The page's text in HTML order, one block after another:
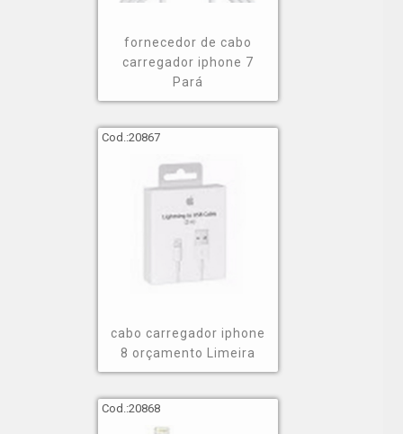
fornecedor de cabo
carregador iphone 7
Pará
Cod.:20867
cabo carregador iphone
8 orçamento Limeira
Cod.:20868